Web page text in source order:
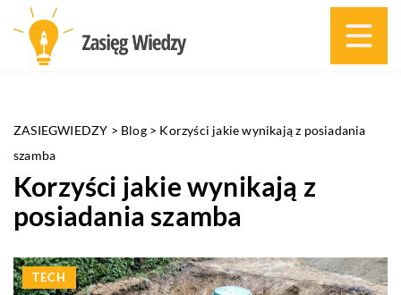
ZASIEGWIEDZY > Blog> Korzyści jakie wynikają z posiadania
szamba
Korzyści jakie wynikają z
posiadania szamba
TECH